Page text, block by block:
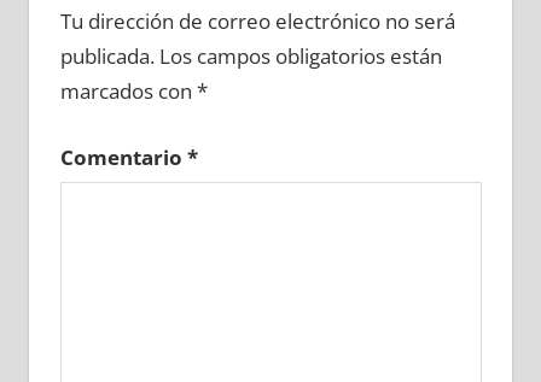
Tu dirección de correo electrónico no será
publicada. Los campos obligatorios están
marcados con *
Comentario *